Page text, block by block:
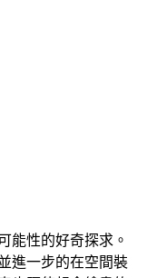
能性的好奇探求。
進一步的在空間裝